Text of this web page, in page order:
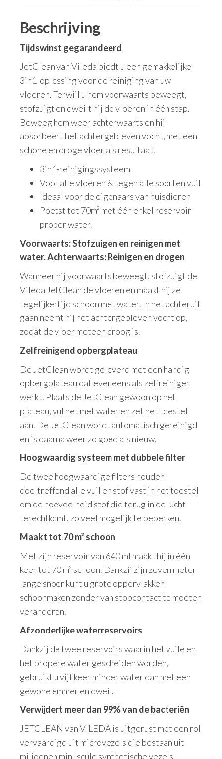
Beschrijving
Tijdswinst gegarandeerd
JetClean van Vileda biedt u een gemakkelijke
3in1-oplossing voor de reiniging van uw
vloeren. Terwijl u hem voorwaarts beweegt,
stofzuigt en dweilt hij de vloeren in één stap.
Beweeg hem weer achterwaarts en hij
absorbeert het achtergebleven vocht, met een
schone en droge vloer als resultaat.
3in1-reinigingssysteem
Voor alle vloeren & tegen alle soorten vuil
Ideaal voor de eigenaars van huisdieren
Poetst tot 70m² met één enkel reservoir
proper water.
Voorwaarts: Stofzuigen en reinigen met
water. Achterwaarts: Reinigen en drogen
Wanneer hij voorwaarts beweegt, stofzuigt de
Vileda JetClean de vloeren en maakt hij ze
tegelijkertijd schoon met water. In het achteruit
gaan neemt hij het achtergebleven vocht op,
zodat de vloer meteen droog is.
Zelfreinigend opbergplateau
De JetClean wordt geleverd met een handig
opbergplateau dat eveneens als zelfreiniger
werkt. Plaats de JetClean gewoon op het
plateau, vul het met water en zet het toestel
aan. De JetClean wordt automatisch gereinigd
en is daarna weer zo goed als nieuw.
Hoogwaardig systeem met dubbele filter
De twee hoogwaardige filters houden
doeltreffend alle vuil en stof vast in het toestel
om de hoeveelheid stof die terug in de lucht
terechtkomt, zo veel mogelijk te beperken.
Maakt tot 70 m² schoon
Met zijn reservoir van 640 ml maakt hij in één
keer tot 70 m² schoon. Dankzij zijn zeven meter
lange snoer kunt u grote oppervlakken
schoonmaken zonder van stopcontact te moeten
veranderen.
Afzonderlijke waterreservoirs
Dankzij de twee reservoirs waarin het vuile en
het propere water gescheiden worden,
gebruikt u vijf keer minder water dan met een
gewone emmer en dweil.
Verwijdert meer dan 99% van de bacteriën
JETCLEAN van VILEDA is uitgerust met een rol
vervaardigd uit microvezels die bestaan uit
miljoenen minuscule synthetische vezels.